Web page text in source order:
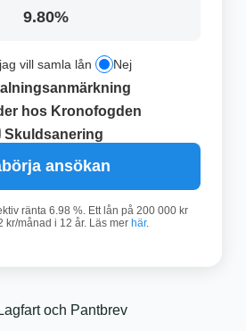
9.80%
vill samla lån Nej
hos Kronofogden
Skuldsanering
ansökan
ränta 6.98 %. Ett lån på 200 000 kr
kr/månad i 12 år. Läs mer här.
och Pantbrev